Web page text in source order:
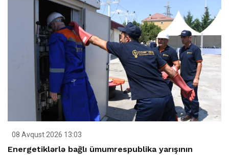
08 Avqust 2026 13:03
Energetiklərlə bağlı ümumrespublika yarışının